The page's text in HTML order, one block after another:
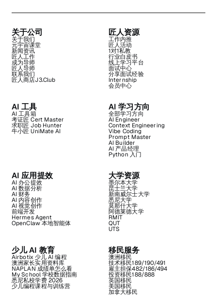
关于公司
关于我们
元宇宙课堂
新闻资讯
匠人工作
成为导师
匠人导师
联系我们
匠人商店J3.Club
匠人资源
工作内推
匠人活动
1对1私教
行业白皮书
线上学习平台
面试中心
分享面试经验
Internship
会员中心
AI 工具
AI 工具箱
考证匠 Cert Master
求职匠 Job Hunter
牛小匠 UniMate AI
AI 学习方向
全部学习方向
AI Engineer
Context Engineering
Vibe Coding
Prompt Master
AI Builder
AI 产品经理
Python 入门
AI 应用提效
AI 办公提效
AI 数据分析
AI 财务
AI 内容创作
AI 视觉创作
前端开发
Hermes Agent
OpenClaw 本地智能体
大学资源
墨尔本大学
昆士兰大学
新南威尔士大学
悉尼大学
莫那什大学
阿德莱德大学
RMIT
QUT
UTS
少儿 AI 教育
Airbotix 少儿 AI 编程
澳洲家长实用资料库
NAPLAN 成绩单怎么看
My School 学校数据指南
悉尼私校学费 2026
少儿编程课程与训练营
移民服务
澳洲移民
技术移民189/190/491
雇主担保482/186/494
投资移民188/888
英国移民
美国移民
加拿大移民